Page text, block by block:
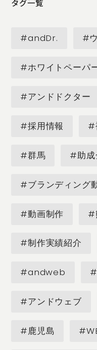
タグ一覧
#andDr. #
#ホワイトペーパ
#アンドドクター
#採用情報 #
#群馬 #助成
#ブランディング
#動画制作 #
#制作実績紹介
#andweb
#アンドウェブ
#鹿児島